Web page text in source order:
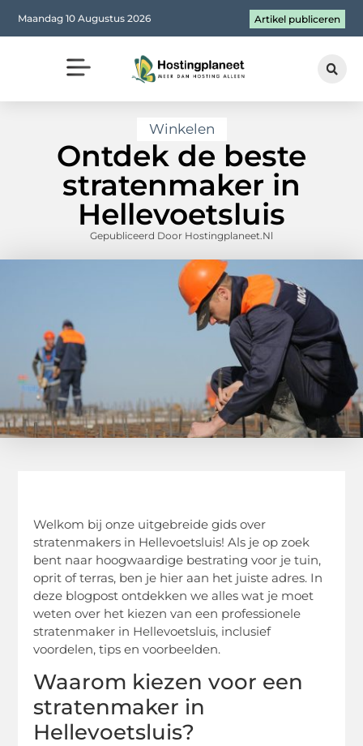
Maandag 10 Augustus 2026 Artikel publiceren
Winkelen
Ontdek de beste
stratenmaker in
Hellevoetsluis
Gepubliceerd Door Hostingplaneet.nl
Welkom bij onze uitgebreide gids over
stratenmakers in Hellevoetsluis! Als je op zoek
bent naar hoogwaardige bestrating voor je tuin,
oprit of terras, ben je hier aan het juiste adres. In
deze blogpost ontdekken we alles wat je moet
weten over het kiezen van een professionele
stratenmaker in Hellevoetsluis, inclusief
voordelen, tips en voorbeelden.
Waarom kiezen voor een
stratenmaker in
Hellevoetsluis?